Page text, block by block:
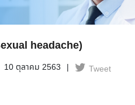
headache)
10 ตุลาคม 2563 Tweet